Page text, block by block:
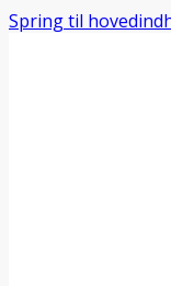
Spring til